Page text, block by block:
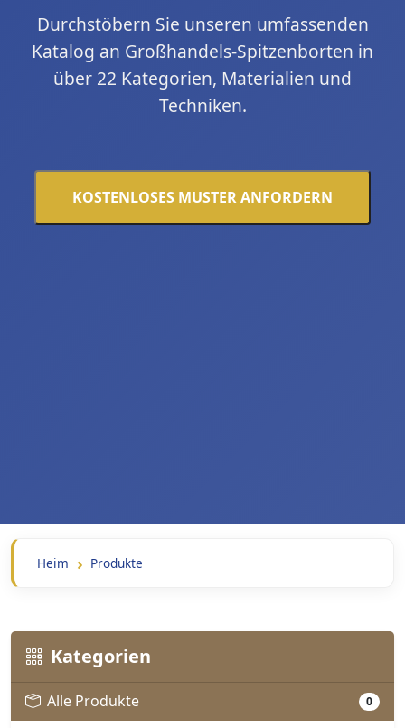
Durchstöbern Sie unseren umfassenden
Katalog an Großhandels-Spitzenborten in
über 22 Kategorien, Materialien und
Techniken.
KOSTENLOSES MUSTER ANFORDERN
Heim Produkte
Kategorien
Alle Produkte 0